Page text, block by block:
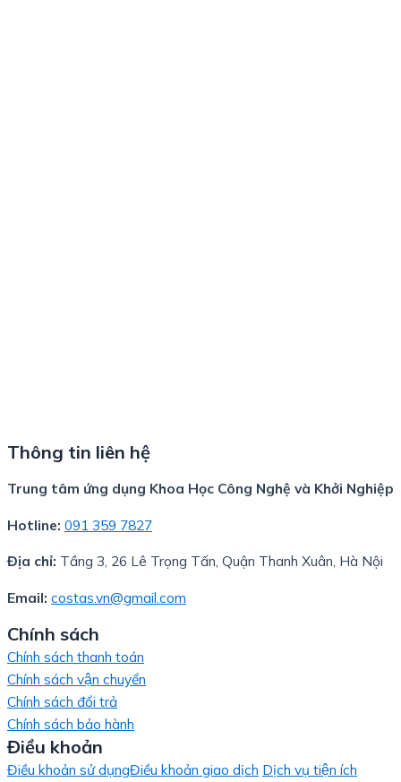
Thông tin liên hệ
Trung tâm ứng dụng Khoa Học Công Nghệ và Khởi Nghiệp
Hotline: 091 359 7827
Địa chỉ: Tầng 3, 26 Lê Trọng Tấn, Quận Thanh Xuân, Hà Nội
Email: costas.vn@gmail.com
Chính sách
Chính sách thanh toán
Chính sách vận chuyển
Chính sách đổi trả
Chính sách bảo hành
Điều khoản
Điều khoản sử dụngĐiều khoản giao dịch Dịch vụ tiện ích